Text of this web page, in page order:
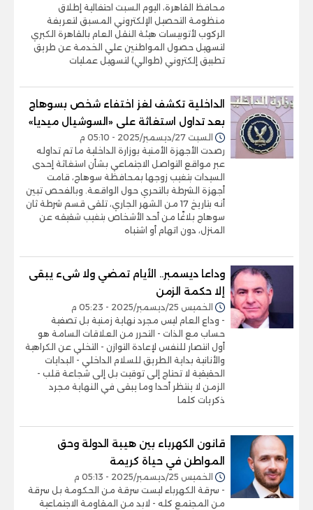
محافظ القاهرة، اليوم السبت احتفالية إطلاق
منظومة التحصيل الإلكتروني المسبق لتعريفة
الركوب لأتوبيسات هيئة النقل العام بالقاهرة الكبري
لتسهيل حصول المواطنين علي الخدمة عن طريق
تطبيق إلكتروني (طوالي) لتسهيل عمليات
الداخلية تكشف لغز اختفاء شخص بسوهاج
بعد تداول استغاثة على «السوشيال ميديا»
السبت 27/ديسمبر/2025 - 05:10 م
رصدت الأجهزة الأمنية بوزارة الداخلية ما تم تداوله
عبر مواقع التواصل الاجتماعي بشأن استغاثة إحدى
السيدات بتغيب زوجها بمحافظة سوهاج، قامت
أجهزة الشرطة بالتحري حول الواقعة. وبالفحص تبين
أنه بتاريخ 17 من الشهر الجاري، تلقى قسم شرطة ثان
سوهاج بلاغًا من أحد الأشخاص بتغيب شقيقه عن
المنزل، دون اتهام أو اشتباه
وداعا ديسمبر.. الأيام تمضي ولا شىء يبقى
إلا حكمة الزمن
الخميس 25/ديسمبر/2025 - 05:23 م
- وداع العام ليس مجرد نهاية زمنية بل تصفية
حساب مع الذات - التحرر من العلاقات السامة هو
أول انتصار للنفس لإعادة التوازن - التخلي عن الكراهية
والأنانية بداية الطريق للسلام الداخلي - البدايات
الحقيقية لا تحتاج إلى توقيت بل إلى شجاعة قلب -
الزمن لا ينتظر أحدا وما يبقى في النهاية مجرد
ذكريات كلما
قانون الكهرباء بين هيبة الدولة وحق
المواطن في حياة كريمة
الخميس 25/ديسمبر/2025 - 05:13 م
- سرقة الكهرباء ليست سرقة من الحكومة بل سرقة
من المجتمع كله - لابد من المقاومة الاجتماعية